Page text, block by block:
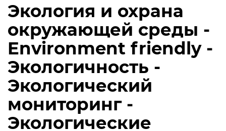
Экология и охрана
окружающей среды -
Environment friendly -
Экологичность -
Экологический
мониторинг -
Экологические